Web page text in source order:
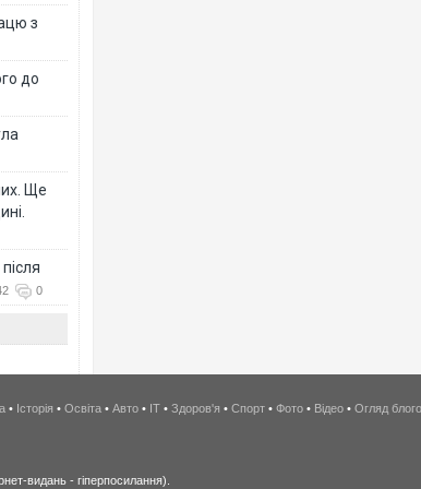
з
до
Ще
0
• Історія • Освіта • Авто • IT • Здоров'я • Спорт • Фото • Відео • Огляд
видань - гіперпосилання).